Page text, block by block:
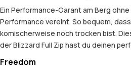
Ein Performance-Garant am Berg
Performance vereint. So bequem,
komischerweise noch trocken bist.
der Blizzard Full Zip hast du deinen
Freedom